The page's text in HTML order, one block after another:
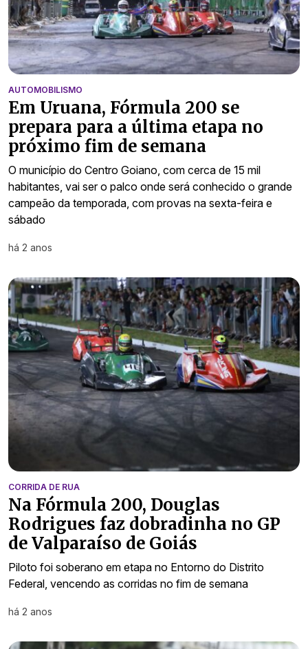
AUTOMOBILISMO
Em Uruana, Fórmula 200 se
prepara para a última etapa no
próximo fim de semana
O município do Centro Goiano, com cerca de 15 mil
habitantes, vai ser o palco onde será conhecido o grande
campeão da temporada, com provas na sexta-feira e
sábado
há 2 anos
CORRIDA DE RUA
Na Fórmula 200, Douglas
Rodrigues faz dobradinha no GP
de Valparaíso de Goiás
Piloto foi soberano em etapa no Entorno do Distrito
Federal, vencendo as corridas no fim de semana
há 2 anos